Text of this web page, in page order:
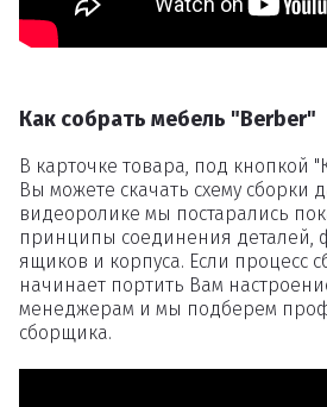
Как собрать мебель "Berber"
В карточке товара, под кнопкой
Вы можете скачать схему сборки
видеоролике мы постарались
принципы соединения деталей,
ящиков и корпуса. Если процесс
начинает портить Вам
менеджерам и мы подберем
сборщика.